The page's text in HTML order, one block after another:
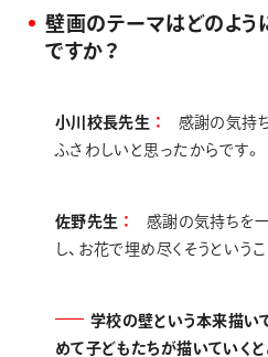
壁画のテーマはどのよう
ですか？
小川校長先生
感謝の気持
ふさわしいと思ったからです。
佐野先生
感謝の気持ちを
し、お花で埋め尽くそうというこ
学校の壁という本来描い
めて子どもたちが描いていく